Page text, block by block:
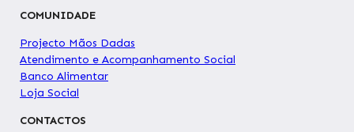
COMUNIDADE
Projecto Mãos Dadas
Atendimento e Acompanhamento Social
Banco Alimentar
Loja Social
CONTACTOS